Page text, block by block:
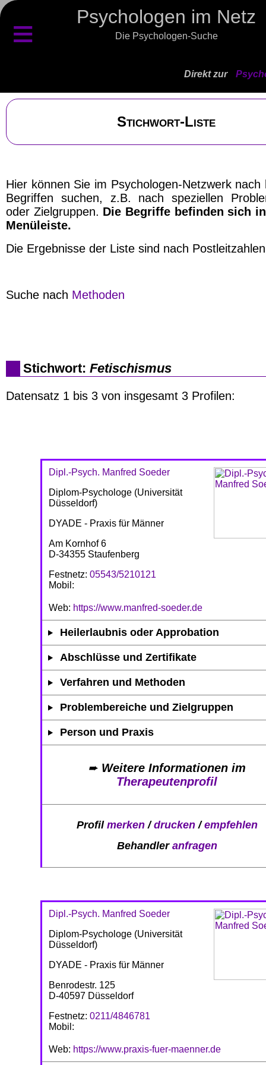
Psychologen im Netz
Die Psychologen-Suche
≡
Direkt zur
Stichwort-Liste
Hier können Sie im Psychologen-Netzwerk nach
Begriffen suchen, z.B. nach speziellen
oder Zielgruppen. Die Begriffe befinden sich
Menüleiste.
Die Ergebnisse der Liste sind nach
Suche nach Methoden
Stichwort: Fetischismus
Datensatz 1 bis 3 von insgesamt 3 Profilen:
Dipl.-Psych. Manfred Soeder
Diplom-Psychologe (Universität
Düsseldorf)
DYADE - Praxis für Männer
Am Kornhof 6
D-34355 Staufenberg
Festnetz: 05543/5210121
Mobil:
Web: https://www.manfred-soeder.de
Heilerlaubnis oder Approbation
Abschlüsse und Zertifikate
Verfahren und Methoden
Problembereiche und Zielgruppen
Person und Praxis
➨ Weitere Informationen im
Therapeutenprofil
Profil merken/drucken/empfehlen
Behandler anfragen
Dipl.-Psych. Manfred Soeder
Diplom-Psychologe (Universität
Düsseldorf)
DYADE - Praxis für Männer
Benrodestr. 125
D-40597 Düsseldorf
Festnetz: 0211/4846781
Mobil:
Web: https://www.praxis-fuer-maenner.de